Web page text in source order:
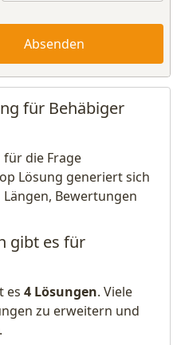
Absenden
für Behäbiger
für die Frage
Lösung generiert sich
Bewertungen
gibt es für
es 4 Lösungen. Viele
zu erweitern und